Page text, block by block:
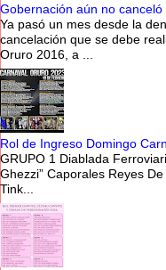
Gobernación aún no
Ya pasó un mes desde la
cancelación que se debe
Oruro 2016, a ...
Rol de Ingreso Domingo
GRUPO 1 Diablada
Ghezzi” Caporales
Tink...